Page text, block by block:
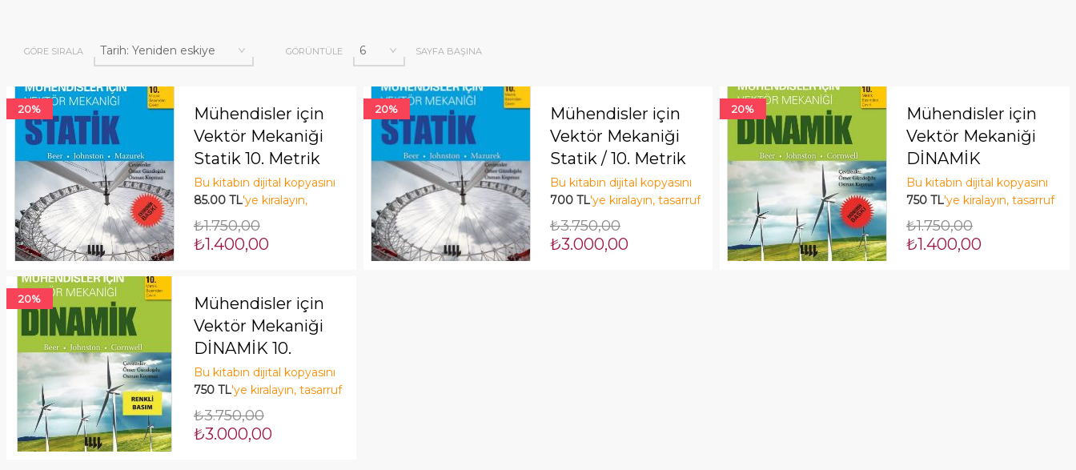
GÖRE SIRALA GÖRÜNTÜLE SAYFA BAŞINA
20%
Mühendisler için
Vektör Mekaniği
Statik 10. Metrik
Basımdan Çeviri
(Ekonomik Baskı)
Bu kitabın dijital kopyasını
85.00 TL'ye kiralayın,
tasarruf edin! Şimdi Kirala!
₺1.750,00
₺1.400,00
20%
Mühendisler için
Vektör Mekaniği
Statik / 10. Metrik
Basımdan Çeviri
Bu kitabın dijital kopyasını
700 TL'ye kiralayın, tasarruf
edin! Şimdi Kirala!
₺3.750,00
₺3.000,00
20%
Mühendisler için
Vektör Mekaniği
DİNAMİK
(Ekonomik Baskı)
Bu kitabın dijital kopyasını
750 TL'ye kiralayın, tasarruf
edin! Şimdi Kirala!
₺1.750,00
₺1.400,00
20%
Mühendisler için
Vektör Mekaniği
DİNAMİK 10.
Metrik Baskıdan
Çeviri
Bu kitabın dijital kopyasını
750 TL'ye kiralayın, tasarruf
edin! Şimdi Kirala!
₺3.750,00
₺3.000,00